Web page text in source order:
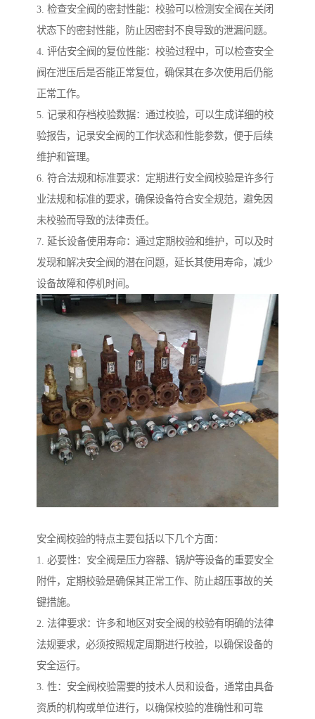
3. 检查安全阀的密封性能：校验可以检测安全阀在关闭
状态下的密封性能，防止因密封不良导致的泄漏问题。
4. 评估安全阀的复位性能：校验过程中，可以检查安全
阀在泄压后是否能正常复位，确保其在多次使用后仍能
正常工作。
5. 记录和存档校验数据：通过校验，可以生成详细的校
验报告，记录安全阀的工作状态和性能参数，便于后续
维护和管理。
6. 符合法规和标准要求：定期进行安全阀校验是许多行
业法规和标准的要求，确保设备符合安全规范，避免因
未校验而导致的法律责任。
7. 延长设备使用寿命：通过定期校验和维护，可以及时
发现和解决安全阀的潜在问题，延长其使用寿命，减少
设备故障和停机时间。
安全阀校验的特点主要包括以下几个方面：
1. 必要性：安全阀是压力容器、锅炉等设备的重要安全
附件，定期校验是确保其正常工作、防止超压事故的关
键措施。
2. 法律要求：许多和地区对安全阀的校验有明确的法律
法规要求，必须按照规定周期进行校验，以确保设备的
安全运行。
3. 性：安全阀校验需要的技术人员和设备，通常由具备
资质的机构或单位进行，以确保校验的准确性和可靠